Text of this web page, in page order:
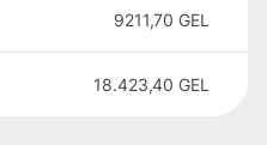
9211,70 GEL
18.423,40 GEL